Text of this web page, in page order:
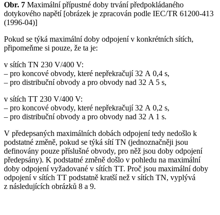
Obr. 7 Maximální přípustné doby trvání předpokládaného
dotykového napětí [obrázek je zpracován podle IEC/TR 61200-413
(1996-04)]
Pokud se týká maximální doby odpojení v konkrétních sítích,
připomeňme si pouze, že ta je:
v sítích TN 230 V/400 V:
– pro koncové obvody, které nepřekračují 32 A 0,4 s,
– pro distribuční obvody a pro obvody nad 32 A 5 s,
v sítích TT 230 V/400 V:
– pro koncové obvody, které nepřekračují 32 A 0,2 s,
– pro distribuční obvody a pro obvody nad 32 A 1 s.
V předepsaných maximálních dobách odpojení tedy nedošlo k
podstatné změně, pokud se týká sítí TN (jednoznačněji jsou
definovány pouze příslušné obvody, pro něž jsou doby odpojení
předepsány). K podstatné změně došlo v pohledu na maximální
doby odpojení vyžadované v sítích TT. Proč jsou maximální doby
odpojení v sítích TT podstatně kratší než v sítích TN, vyplývá
z následujících obrázků 8 a 9.